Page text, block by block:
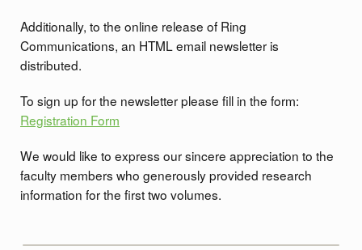
Additionally, to the online release of Ring
Communications, an HTML email newsletter is
distributed.
To sign up for the newsletter please fill in the form:
Registration Form
We would like to express our sincere appreciation to the
faculty members who generously provided research
information for the first two volumes.